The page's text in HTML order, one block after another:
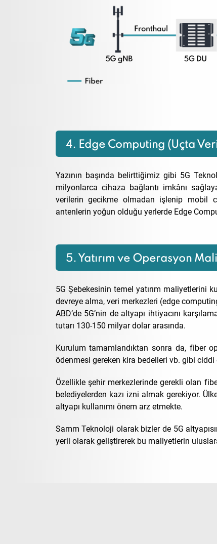
4. Edge Computing (Uçta
Yazının başında belirttiğimiz gibi 5G
milyonlarca cihaza bağlantı imkânı
verilerin gecikme olmadan işlenip mobil
antenlerin yoğun olduğu yerlerde Edge
5. Yatırım ve Operasyon
5G Şebekesinin temel yatırım maliyetlerini
devreye alma, veri merkezleri (edge
ABD’de 5G’nin de altyapı ihtiyacını
tutarı 130-150 milyar dolar arasında.
Kurulum tamamlandıktan sonra da, fiber
ödenmesi gereken kira bedelleri vb. gibi
Özellikle şehir merkezlerinde gerekli olan
belediyelerden kazı izni almak gerekiyor.
altyapı kullanımı önem arz etmekte.
Samm Teknoloji olarak bizler de 5G
yerli olarak geliştirerek bu maliyetlerin